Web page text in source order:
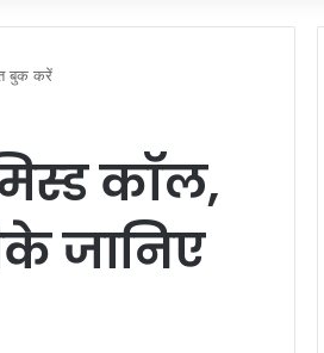
बुक करें
कॉल,
जानिए